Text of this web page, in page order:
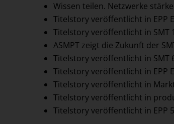
Wissen teilen. Netzwerke
Titelstory veröffentlicht in EPP
Titelstory veröffentlicht in SMT
ASMPT zeigt die Zukunft der
Titelstory veröffentlicht in SMT
Titelstory veröffentlicht in EPP
Titelstory veröffentlicht in
Titelstory veröffentlicht in
Titelstory veröffentlicht in EPP